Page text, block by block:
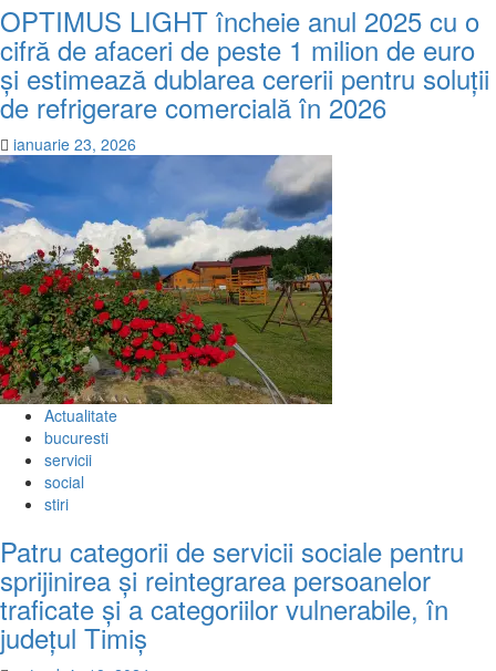
OPTIMUS LIGHT încheie anul 2025 cu o
cifră de afaceri de peste 1 milion de euro
și estimează dublarea cererii pentru soluții
de refrigerare comercială în 2026
ianuarie 23, 2026
Actualitate
bucuresti
servicii
social
stiri
Patru categorii de servicii sociale pentru
sprijinirea și reintegrarea persoanelor
traficate și a categoriilor vulnerabile, în
județul Timiș